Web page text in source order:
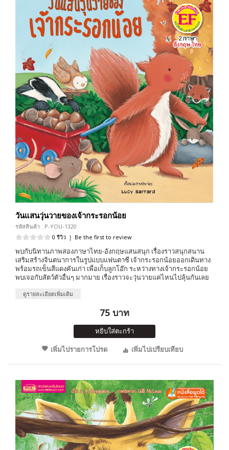
วันแสนวุ่นวายของเจ้ากระรอกน้อย
รหัสสินค้า : P-YOU-1320
0 รีวิว | Be the first to review
พบกับนิทานภาพสองภาษาไทย-อังกฤษแสนสนุก เรื่องราวสนุกสนาน
เสริมสร้างจินตนาการในรูปแบบแฟนตาซี เจ้ากระรอกน้อยออกเดินทาง
พร้อมรถเข็นสีแดงคันเก่า เพื่อเก็บลูกโอ๊ก ระหว่างทางเจ้ากระรอกน้อย
พบเจอกับสัตว์ตัวอื่นๆ มากมาย เรื่องราวจะวุ่นวายแค่ไหนไปลุ้นกันเลย
ดูรายละเอียดเพิ่มเติม
75 บาท
หยิบใส่ตะกร้า
เพิ่มไปรายการโปรด
เพิ่มไปเปรียบเทียบ